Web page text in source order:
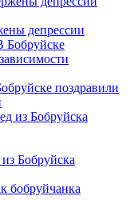
депрессии
поздравили
Бобруйска